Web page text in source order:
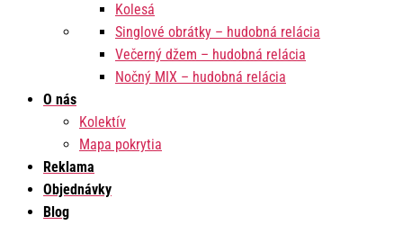
Kolesá
Singlové obrátky – hudobná relácia
Večerný džem – hudobná relácia
Nočný MIX – hudobná relácia
O nás
Kolektív
Mapa pokrytia
Reklama
Objednávky
Blog